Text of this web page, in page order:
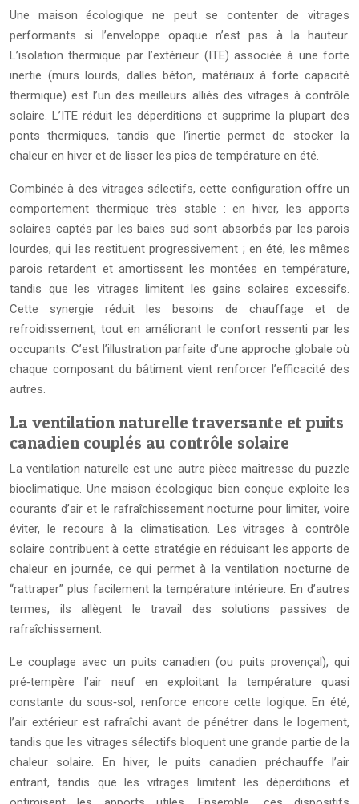
Une maison écologique ne peut se contenter de vitrages
performants si l’enveloppe opaque n’est pas à la hauteur.
L’isolation thermique par l’extérieur (ITE) associée à une forte
inertie (murs lourds, dalles béton, matériaux à forte capacité
thermique) est l’un des meilleurs alliés des vitrages à contrôle
solaire. L’ITE réduit les déperditions et supprime la plupart des
ponts thermiques, tandis que l’inertie permet de stocker la
chaleur en hiver et de lisser les pics de température en été.
Combinée à des vitrages sélectifs, cette configuration offre un
comportement thermique très stable : en hiver, les apports
solaires captés par les baies sud sont absorbés par les parois
lourdes, qui les restituent progressivement ; en été, les mêmes
parois retardent et amortissent les montées en température,
tandis que les vitrages limitent les gains solaires excessifs.
Cette synergie réduit les besoins de chauffage et de
refroidissement, tout en améliorant le confort ressenti par les
occupants. C’est l’illustration parfaite d’une approche globale où
chaque composant du bâtiment vient renforcer l’efficacité des
autres.
La ventilation naturelle traversante et puits
canadien couplés au contrôle solaire
La ventilation naturelle est une autre pièce maîtresse du puzzle
bioclimatique. Une maison écologique bien conçue exploite les
courants d’air et le rafraîchissement nocturne pour limiter, voire
éviter, le recours à la climatisation. Les vitrages à contrôle
solaire contribuent à cette stratégie en réduisant les apports de
chaleur en journée, ce qui permet à la ventilation nocturne de
“rattraper” plus facilement la température intérieure. En d’autres
termes, ils allègent le travail des solutions passives de
rafraîchissement.
Le couplage avec un puits canadien (ou puits provençal), qui
pré‑tempère l’air neuf en exploitant la température quasi
constante du sous‑sol, renforce encore cette logique. En été,
l’air extérieur est rafraîchi avant de pénétrer dans le logement,
tandis que les vitrages sélectifs bloquent une grande partie de la
chaleur solaire. En hiver, le puits canadien préchauffe l’air
entrant, tandis que les vitrages limitent les déperditions et